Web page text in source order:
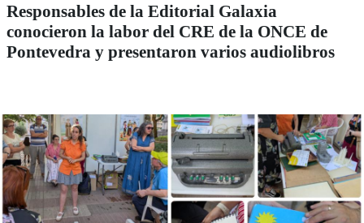
Responsables de la Editorial Galaxia
conocieron la labor del CRE de la ONCE de
Pontevedra y presentaron varios audiolibros